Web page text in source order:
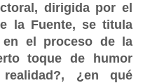
dirigida por el
la Fuente, se titula
en el proceso de la
toque de humor
¿en qué